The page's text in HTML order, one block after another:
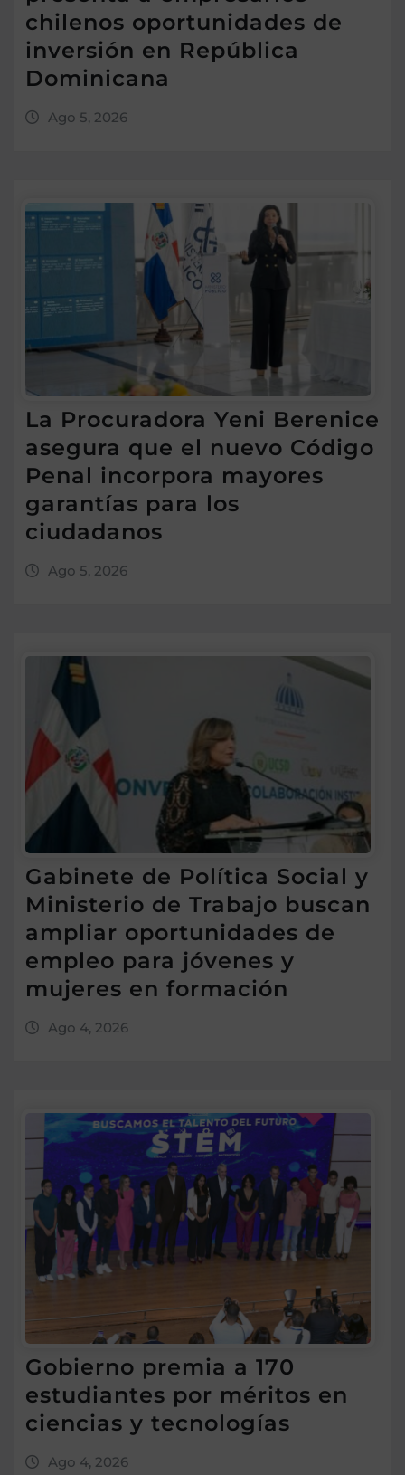
chilenos oportunidades de
inversión en República
Dominicana
Ago 5, 2026
La Procuradora Yeni Berenice
asegura que el nuevo Código
Penal incorpora mayores
garantías para los
ciudadanos
Ago 5, 2026
Gabinete de Política Social y
Ministerio de Trabajo buscan
ampliar oportunidades de
empleo para jóvenes y
mujeres en formación
Ago 4, 2026
Gobierno premia a 170
estudiantes por méritos en
ciencias y tecnologías
Ago 4, 2026